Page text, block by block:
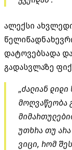
ალექსი
დატოვებსადა
გადასვლაზე
„ძალიან
მოღვაწეობა
უთხრა თუ არა
ვიცი, რომ